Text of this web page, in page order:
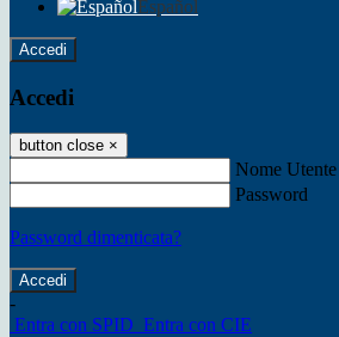
Español
Accedi
Accedi
button close ×
Nome Utente
Password
Password dimenticata?
-
Entra con SPID Entra con CIE